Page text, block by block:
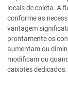
locais de coleta. A
conforme as
vantagem
prontamente os
aumentam ou
modificam ou
caixotes dedicados.